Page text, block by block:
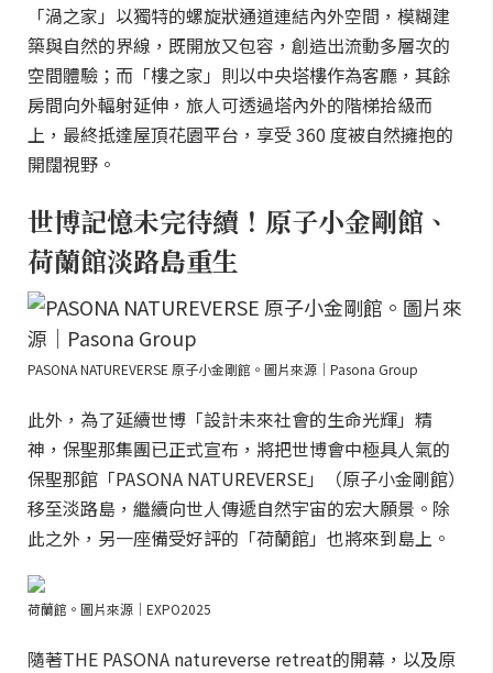
「渦之家」以獨特的螺旋狀通道連結內外空間，模糊建
築與自然的界線，既開放又包容，創造出流動多層次的
空間體驗；而「樓之家」則以中央塔樓作為客廳，其餘
房間向外輻射延伸，旅人可透過塔內外的階梯拾級而
上，最終抵達屋頂花園平台，享受 360 度被自然擁抱的
開闊視野。
世博記憶未完待續！原子小金剛館、
荷蘭館淡路島重生
PASONA NATUREVERSE 原子小金剛館。圖片來源｜Pasona Group
此外，為了延續世博「設計未來社會的生命光輝」精
神，保聖那集團已正式宣布，將把世博會中極具人氣的
保聖那館「PASONA NATUREVERSE」（原子小金剛館）
移至淡路島，繼續向世人傳遞自然宇宙的宏大願景。除
此之外，另一座備受好評的「荷蘭館」也將來到島上。
荷蘭館。圖片來源｜EXPO2025
隨著THE PASONA natureverse retreat的開幕，以及原